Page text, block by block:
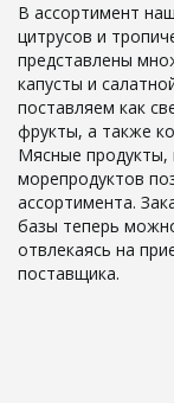
В ассортимент
цитрусов и
представлены
капусты и
поставляем как
фрукты, а также
Мясные продукты,
морепродуктов
ассортимента.
базы теперь
отвлекаясь на
поставщика.